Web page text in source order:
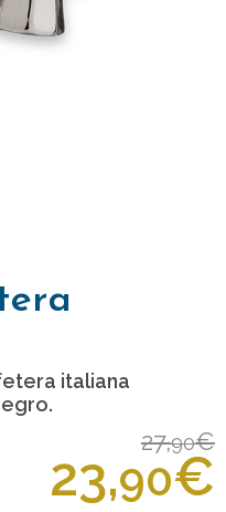
italiana
27,90€
23,90€